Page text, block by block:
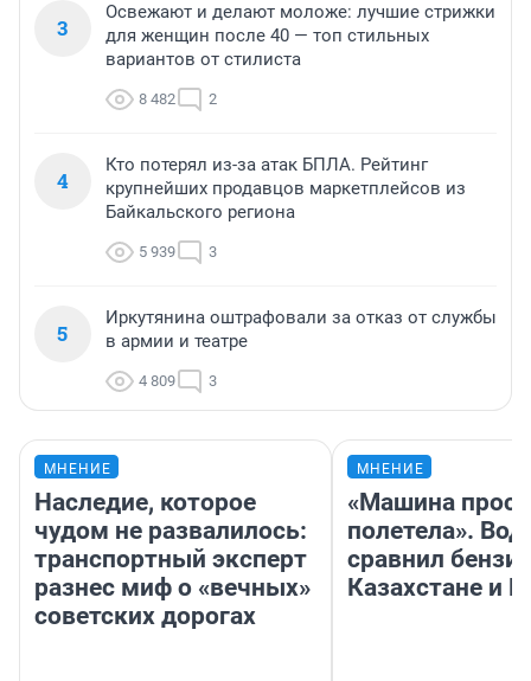
3
Освежают и делают моложе: лучшие стрижки
для женщин после 40 — топ стильных
вариантов от стилиста
8 482 2
4
Кто потерял из-за атак БПЛА. Рейтинг
крупнейших продавцов маркетплейсов из
Байкальского региона
5 939 3
5
Иркутянина оштрафовали за отказ от службы
в армии и театре
4 809 3
МНЕНИЕ
Наследие, которое
чудом не развалилось:
транспортный эксперт
разнес миф о «вечных»
советских дорогах
МНЕНИЕ
«Машина
полетела».
сравнил
Казахстане и